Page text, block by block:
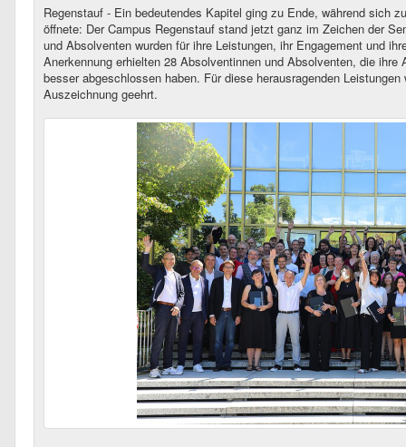
Regenstauf - Ein bedeutendes Kapitel ging zu Ende, während sich
öffnete: Der Campus Regenstauf stand jetzt ganz im Zeichen der
und Absolventen wurden für ihre Leistungen, ihr Engagement und
Anerkennung erhielten 28 Absolventinnen und Absolventen, die
besser abgeschlossen haben. Für diese herausragenden
Auszeichnung geehrt.